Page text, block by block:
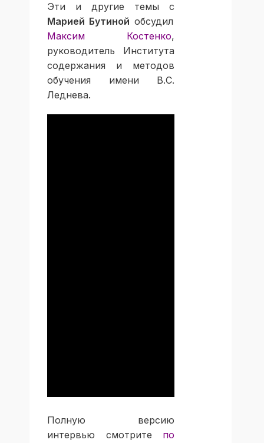
Эти и другие темы с
Марией Бутиной обсудил
Максим Костенко,
руководитель Института
содержания и методов
обучения имени В.С.
Леднева.
Полную версию
интервью смотрите по